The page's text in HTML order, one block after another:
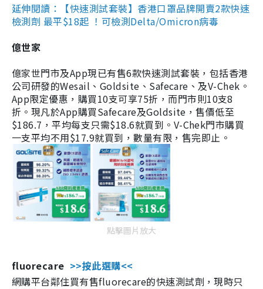
延伸閱讀：【快速測試套裝】香港口罩品牌開賣2款快速
檢測劑 最平$18起 ！可檢測Delta/Omicron病毒
億世家
億家世門市及App現已有售6款快速測試套裝，包括香港
公司研發的Wesail、Goldsite、Safecare、及V-Chek。
App限定優惠，購買10支可享75折，而門市則10支8
折。現凡於App購買Safecare及Goldsite，售價低至
$186.7，平均每支只需$18.6就買到。V-Chek門市購買
一支平均不用$17.9就買到，數量有限，售完即止。
點擊圖片放大
fluorecare >>按此選購<<
網購平台鄰住買有售fluorecare的快速測試劑，現時只